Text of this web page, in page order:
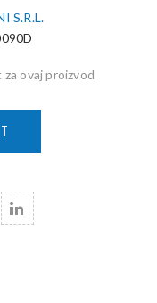
S.R.L.
ovaj proizvod